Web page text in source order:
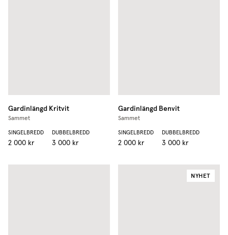
Gardinlängd Kritvit
Sammet
SINGELBREDD
2 000 kr
DUBBELBREDD
3 000 kr
Gardinlängd Benvit
Sammet
SINGELBREDD
2 000 kr
DUBBELBREDD
3 000 kr
NYHET